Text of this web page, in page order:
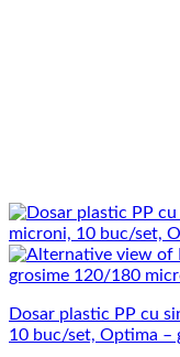
Dosar plastic PP cu
10 buc/set, Optima –